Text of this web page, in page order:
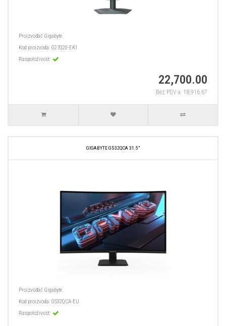
Proizvođač Gigabyte
Kod proizvoda: G27Q20-EK1
Raspoloživost:
22,700.00
Bez PDV-a: 18,916.67
GIGABYTE GS32QCA 31.5"
Proizvođač Gigabyte
Kod proizvoda: GS32QCA-EU
Raspoloživost: